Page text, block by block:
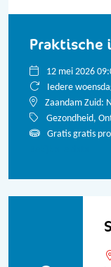
Praktische
12 mei 2026
Iedere
Zaandam Zuid:
Gezondheid,
Gratis gratis